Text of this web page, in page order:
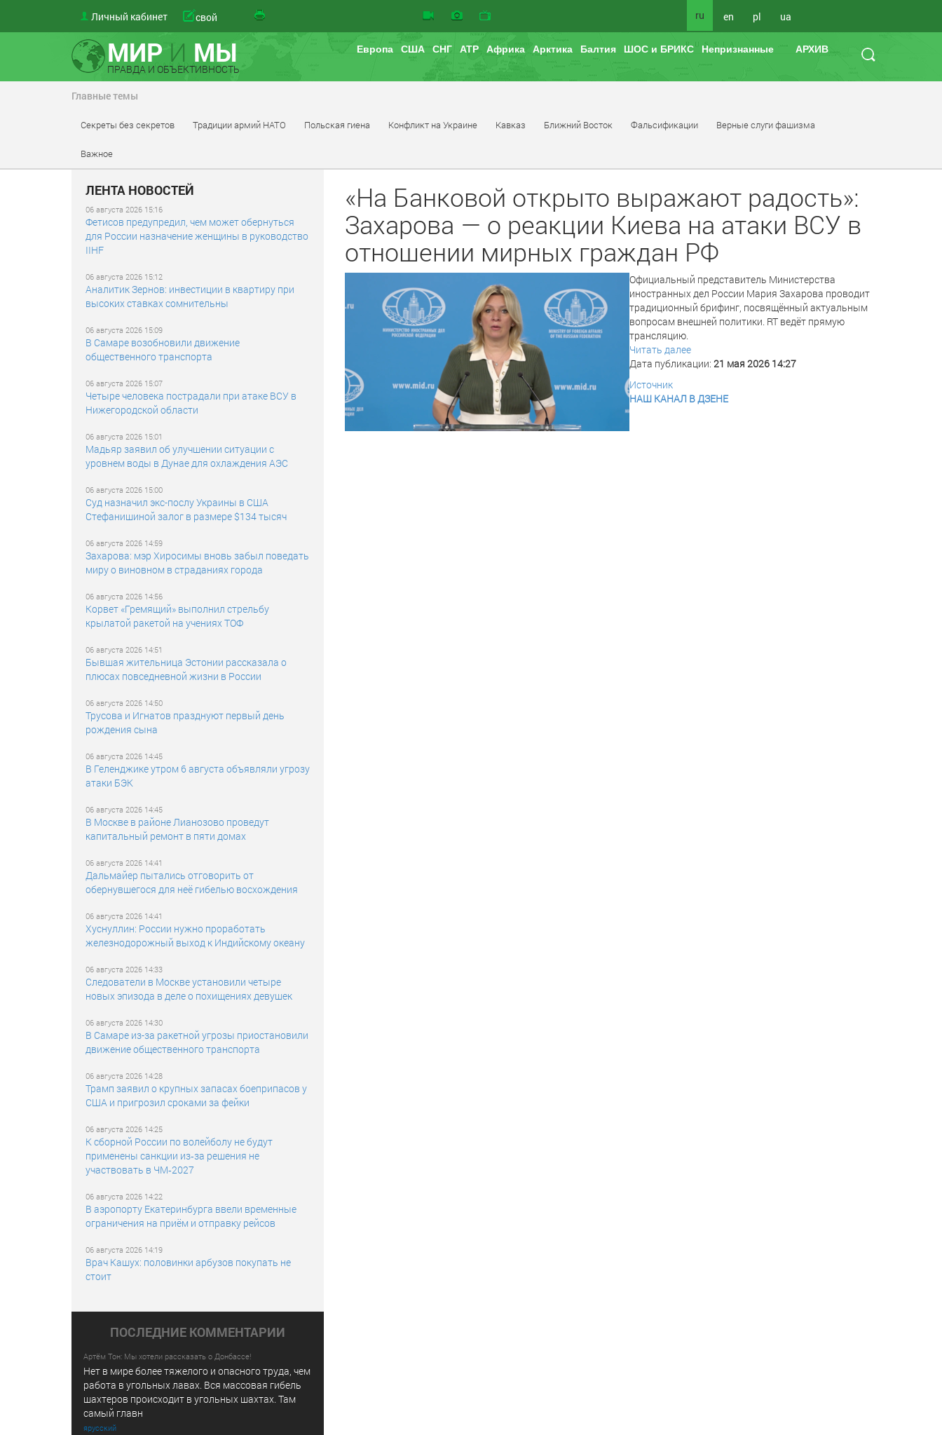
Личный кабинет ru en pl ua
МИР И МЫ
ПРАВДА И ОБЪЕКТИВНОСТЬ
Европа США СНГ АТР Африка Арктика Балтия ШОС и БРИКС Непризнанные АРХИВ
Главные темы
Секреты без секретов Традиции армий НАТО Польская гиена Конфликт на Украине Кавказ Ближний Восток Фальсификации Верные слуги фашизма
Важное
ЛЕНТА НОВОСТЕЙ
06 августа 2026 15:16
Фетисов предупредил, чем может обернуться
для России назначение женщины в руководство
IIHF
06 августа 2026 15:12
Аналитик Зернов: инвестиции в квартиру при
высоких ставках сомнительны
06 августа 2026 15:09
В Самаре возобновили движение
общественного транспорта
06 августа 2026 15:07
Четыре человека пострадали при атаке ВСУ в
Нижегородской области
06 августа 2026 15:01
Мадьяр заявил об улучшении ситуации с
уровнем воды в Дунае для охлаждения АЭС
06 августа 2026 15:00
Суд назначил экс-послу Украины в США
Стефанишиной залог в размере $134 тысяч
06 августа 2026 14:59
Захарова: мэр Хиросимы вновь забыл поведать
миру о виновном в страданиях города
06 августа 2026 14:56
Корвет «Гремящий» выполнил стрельбу
крылатой ракетой на учениях ТОФ
06 августа 2026 14:51
Бывшая жительница Эстонии рассказала о
плюсах повседневной жизни в России
06 августа 2026 14:50
Трусова и Игнатов празднуют первый день
рождения сына
06 августа 2026 14:45
В Геленджике утром 6 августа объявляли угрозу
атаки БЭК
06 августа 2026 14:45
В Москве в районе Лианозово проведут
капитальный ремонт в пяти домах
06 августа 2026 14:41
Дальмайер пытались отговорить от
обернувшегося для неё гибелью восхождения
06 августа 2026 14:41
Хуснуллин: России нужно проработать
железнодорожный выход к Индийскому океану
06 августа 2026 14:33
Следователи в Москве установили четыре
новых эпизода в деле о похищениях девушек
06 августа 2026 14:30
В Самаре из-за ракетной угрозы приостановили
движение общественного транспорта
06 августа 2026 14:28
Трамп заявил о крупных запасах боеприпасов у
США и пригрозил сроками за фейки
06 августа 2026 14:25
К сборной России по волейболу не будут
применены санкции из‑за решения не
участвовать в ЧМ‑2027
06 августа 2026 14:22
В аэропорту Екатеринбурга ввели временные
ограничения на приём и отправку рейсов
06 августа 2026 14:19
Врач Кашух: половинки арбузов покупать не
стоит
ПОСЛЕДНИE КОММЕНТАРИИ
Артём Тон: Мы хотели рассказать о Донбассе!
Нет в мире более тяжелого и опасного труда, чем
работа в угольных лавах. Вся массовая гибель
шахтеров происходит в угольных шахтах. Там
самый главн
ярусский
«На Банковой открыто выражают радость»:
Захарова — о реакции Киева на атаки ВСУ в
отношении мирных граждан РФ
Официальный представитель Министерства
иностранных дел России Мария Захарова проводит
традиционный брифинг, посвящённый актуальным
вопросам внешней политики. RT ведёт прямую
трансляцию.
Читать далее
Дата публикации: 21 мая 2026 14:27
Источник
НАШ КАНАЛ В ДЗЕНЕ